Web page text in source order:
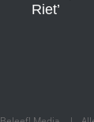
Riet’